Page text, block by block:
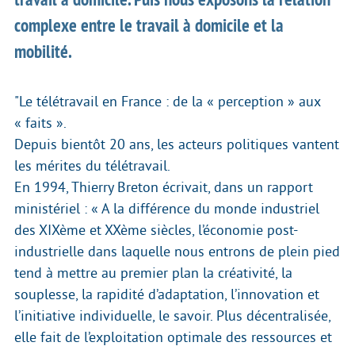
complexe entre le travail à domicile et la
mobilité.
"Le télétravail en France : de la « perception » aux
« faits ».
Depuis bientôt 20 ans, les acteurs politiques vantent
les mérites du télétravail.
En 1994, Thierry Breton écrivait, dans un rapport
ministériel : « A la différence du monde industriel
des XIXème et XXème siècles, l’économie post-
industrielle dans laquelle nous entrons de plein pied
tend à mettre au premier plan la créativité, la
souplesse, la rapidité d’adaptation, l’innovation et
l’initiative individuelle, le savoir. Plus décentralisée,
elle fait de l’exploitation optimale des ressources et